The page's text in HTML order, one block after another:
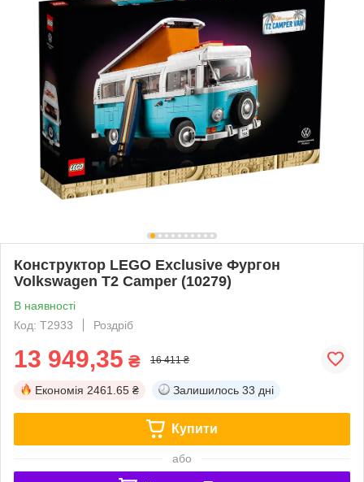
Конструктор LEGO Exclusive Фургон
Volkswagen T2 Camper (10279)
В наявності
Код: T2933
Роздріб
13 949,35 ₴ 16 411 ₴
Економія 2461.65 ₴ Залишилось 33 дні
Купити
або